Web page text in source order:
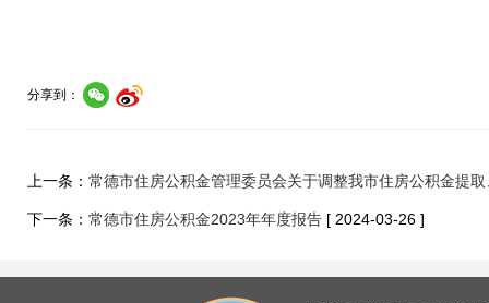
分享到：
上一条： 常德市住房公积金管理委员会关于调整我市住房公积金提
下一条： 常德市住房公积金2023年年度报告 [ 2024-03-26 ]